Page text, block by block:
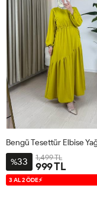
38
%33 1,499 TL
999 TL
3 AL 2 ÖDE⚡